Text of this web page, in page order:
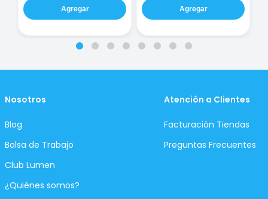
Agregar Agregar
Nosotros
Blog
Bolsa de Trabajo
Club Lumen
¿Quiénes somos?
Atención a Clientes
Facturación Tiendas
Preguntas Frecuentes